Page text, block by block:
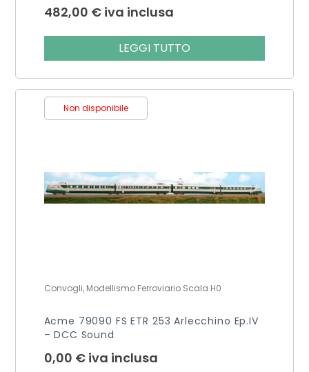
482,00 € iva inclusa
LEGGI TUTTO
Non disponibile
Convogli, Modellismo Ferroviario Scala H0
Acme 79090 FS ETR 253 Arlecchino Ep.IV
– DCC Sound
0,00 € iva inclusa